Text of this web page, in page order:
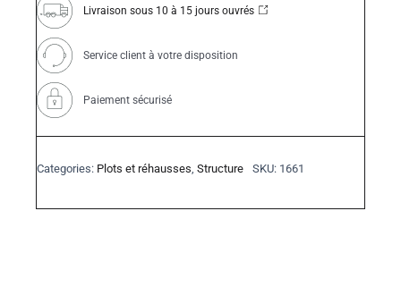
Livraison sous 10 à 15 jours ouvrés
Service client à votre disposition
Paiement sécurisé
Categories: Plots et réhausses Structure SKU: 1661